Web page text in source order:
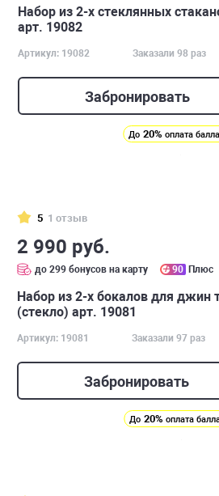
Набор из 2-х стеклянных
арт. 19082
Артикул: 19082 Заказали 98 раз
Забронировать
До 20% оплата
5 1 отзыв
2 990 руб.
до 299 бонусов на карту 90 Плюс
Набор из 2-х бокалов для джин
(стекло) арт. 19081
Артикул: 19081 Заказали 97 раз
Забронировать
До 20% оплата